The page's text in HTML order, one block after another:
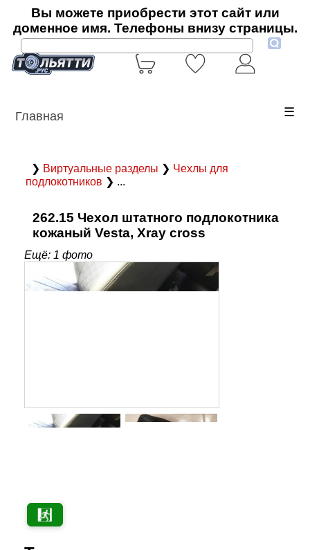
Вы можете приобрести этот сайт или
доменное имя. Телефоны внизу страницы.
Главная ☰
❯ Виртуальные разделы ❯ Чехлы для
подлокотников ❯ ...
262.15 Чехол штатного подлокотника
кожаный Vesta, Xray cross
Ещё: 1 фото